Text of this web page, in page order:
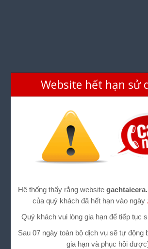
Website hết hạn sử
Hệ thống thấy rằng website
của quý khách đã hết hạn vào ngày
Quý khách vui lòng gia hạn để tiếp tục
Sau 07 ngày toàn bộ dịch vụ sẽ tự động
gia hạn và phục hồi